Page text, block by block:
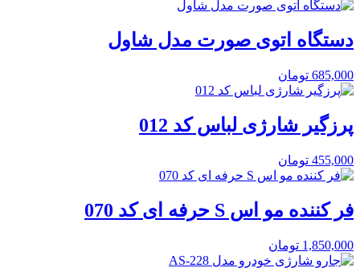
دستگاه اتوی صورت مدل شاول
685,000 تومان
پرزگیر شارژی لباس کد 012
455,000 تومان
فر کننده مو اس S حرفه ای کد 070
1,850,000 تومان